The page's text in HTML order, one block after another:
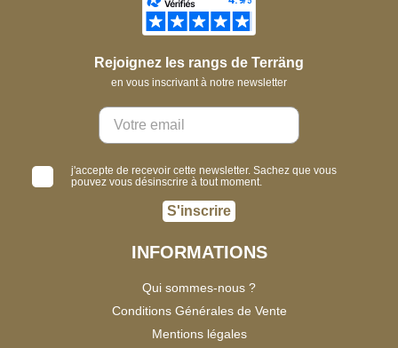
Rejoignez les rangs de Terräng
en vous inscrivant à notre newsletter
j'accepte de recevoir cette newsletter. Sachez que vous
pouvez vous désinscrire à tout moment.
S'inscrire
INFORMATIONS
Qui sommes-nous ?
Conditions Générales de Vente
Mentions légales